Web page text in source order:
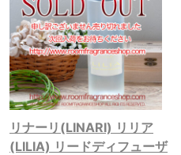
リナーリ(LINARI) リリア
(LILIA) リードディフューザ